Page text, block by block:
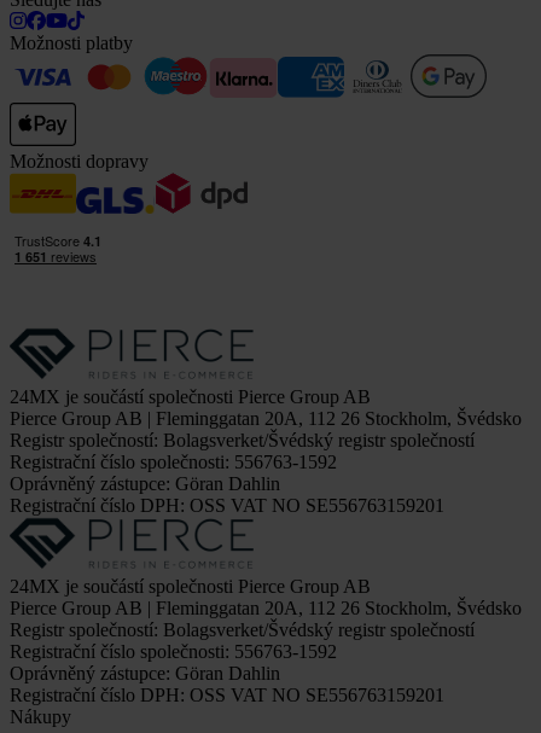
Možnosti platby
Možnosti dopravy
24MX je součástí společnosti Pierce Group AB
Pierce Group AB | Fleminggatan 20A, 112 26 Stockholm, Švédsko
Registr společností: Bolagsverket/Švédský registr společností
Registrační číslo společnosti: 556763-1592
Oprávněný zástupce: Göran Dahlin
Registrační číslo DPH: OSS VAT NO SE556763159201
24MX je součástí společnosti Pierce Group AB
Pierce Group AB | Fleminggatan 20A, 112 26 Stockholm, Švédsko
Registr společností: Bolagsverket/Švédský registr společností
Registrační číslo společnosti: 556763-1592
Oprávněný zástupce: Göran Dahlin
Registrační číslo DPH: OSS VAT NO SE556763159201
Nákupy